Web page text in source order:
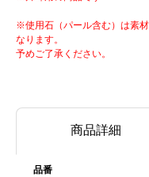
※使用石（パール含む）は素
なります。
予めご了承ください。
商品詳細
品番